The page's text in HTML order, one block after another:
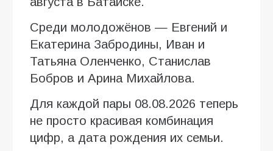
Среди молодожёнов — Евгений и
Екатерина Забродины, Иван и
Татьяна Оленченко, Станислав
Бобров и Арина Михайлова.
Для каждой пары 08.08.2026 теперь
не просто красивая комбинация
цифр, а дата рождения их семьи.